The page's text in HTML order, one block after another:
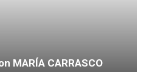
MARÍA CARRASCO